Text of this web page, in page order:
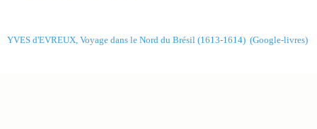
YVES d'EVREUX, Voyage dans le Nord du Brésil (1613-1614) (Google-livres)